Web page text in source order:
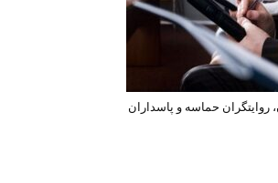
روایتگران حماسه و پاسداران